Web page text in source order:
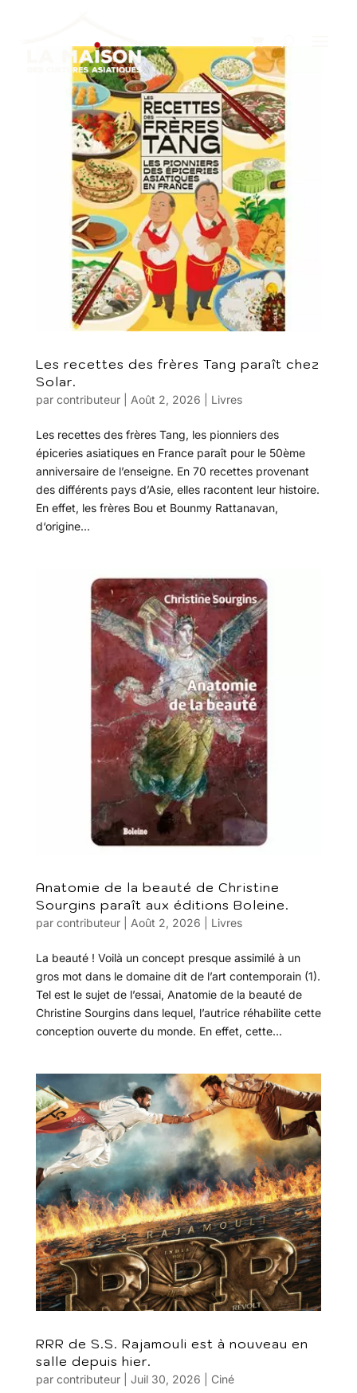
Les recettes des frères Tang paraît chez
Solar.
par contributeur| Août 2, 2026 Livres
Les recettes des frères Tang, les pionniers des
épiceries asiatiques en France paraît pour le 50ème
anniversaire de l’enseigne. En 70 recettes provenant
des différents pays d’Asie, elles racontent leur histoire.
En effet, les frères Bou et Bounmy Rattanavan,
d‘origine...
Anatomie de la beauté de Christine
Sourgins paraît aux éditions Boleine.
par contributeur| Août 2, 2026 Livres
La beauté ! Voilà un concept presque assimilé à un
gros mot dans le domaine dit de l’art contemporain (1).
Tel est le sujet de l’essai, Anatomie de la beauté de
Christine Sourgins dans lequel, l’autrice réhabilite cette
conception ouverte du monde. En effet, cette...
RRR de S.S. Rajamouli est à nouveau en
salle depuis hier.
par contributeur| Juil 30, 2026 Ciné